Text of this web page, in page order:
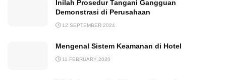
Inilah Prosedur Tangani Gangguan
Demonstrasi di Perusahaan
12 SEPTEMBER 2024
Mengenal Sistem Keamanan di Hotel
11 FEBRUARY 2020